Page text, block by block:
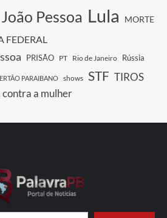
João Pessoa Lula MORTE
FEDERAL
PRISÃO PT Rio de Janeiro Rússia
PARAIBANO shows STF TIROS
a mulher